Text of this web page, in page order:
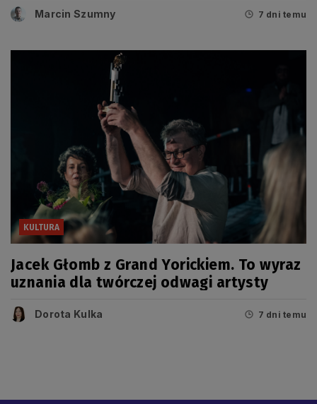
Marcin Szumny 7 dni temu
KULTURA
Jacek Głomb z Grand Yorickiem. To wyraz
uznania dla twórczej odwagi artysty
Dorota Kulka 7 dni temu